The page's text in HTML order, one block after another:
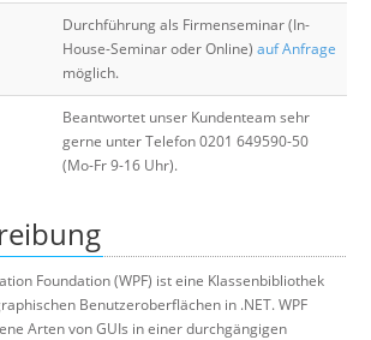
Durchführung als Firmenseminar (In-
House-Seminar oder Online) auf Anfrage
möglich.
Beantwortet unser Kundenteam sehr
gerne unter Telefon 0201 649590-50
(Mo-Fr 9-16 Uhr).
Foundation (WPF) ist eine Klassenbibliothek
Benutzeroberflächen in .NET. WPF
Arten von GUIs in einer durchgängigen